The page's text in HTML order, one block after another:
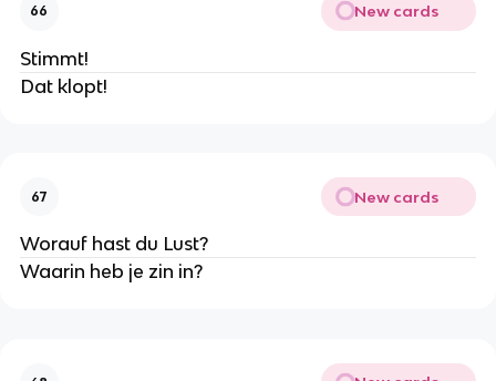
66 New cards
Stimmt!
Dat klopt!
67 New cards
Worauf hast du Lust?
Waarin heb je zin in?